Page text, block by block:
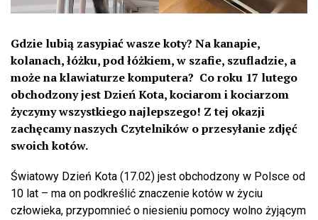
Gdzie lubią zasypiać wasze koty? Na kanapie,
kolanach, łóżku, pod łóżkiem, w szafie, szufladzie, a
może na klawiaturze komputera? Co roku 17 lutego
obchodzony jest Dzień Kota, kociarom i kociarzom
życzymy wszystkiego najlepszego! Z tej okazji
zachęcamy naszych Czytelników o przesyłanie zdjęć
swoich kotów.
Światowy Dzień Kota (17.02) jest obchodzony w Polsce od
10 lat – ma on podkreślić znaczenie kotów w życiu
człowieka, przypomnieć o niesieniu pomocy wolno żyjącym